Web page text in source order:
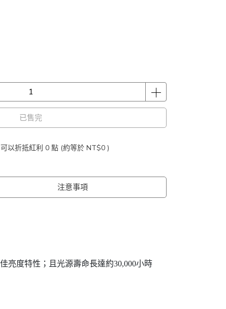
已售完
以折抵紅利 0 點 (約等於 NT$0 )
注意事項
亮度特性；且光源壽命長達約30,000小時